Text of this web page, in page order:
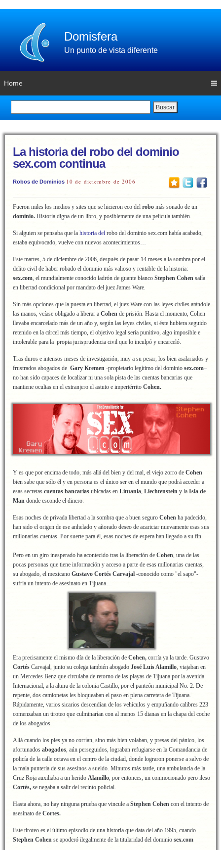
Domisfera
Un punto de vista diferente
Home
Buscar
La historia del robo del dominio
sex.com continua
Robos de Dominios 10 de diciembre de 2006
Fueron miles los medios y sites que se hicieron eco del robo más sonado de un
dominio. Historia digna de un libro, y posiblemente de una película también.
Si alguien se pensaba que la historia del robo del dominio sex.com había acabado,
estaba equivocado, vuelve con nuevos acontecimientos…
Este martes, 5 de diciembre de 2006, después de pasar 14 meses a la sombra por el
delito civil de haber robado el dominio más valioso y rentable de la historia:
sex.com, el mundialmente conocido ladrón de guante blanco Stephen Cohen salía
en libertad condicional por mandato del juez James Ware.
Sin más opciones que la puesta en libertad, el juez Ware con las leyes civiles atándole
las manos, veíase obligado a liberar a Cohen de prisión. Hasta el momento, Cohen
llevaba encarcelado más de un año y, según las leyes civiles, si éste hubiera seguido
retenido en la cárcel más tiempo, el objetivo legal sería punitivo, algo imposible e
intolerable para la propia jurisprudencia civil que lo inculpó y encarceló.
Tras duros e intensos meses de investigación, muy a su pesar, los bien asalariados y
frustrados abogados de Gary Kremen -propietario legítimo del dominio sex.com–
no han sido capaces de localizar ni una sola pista de las cuentas bancarias que
mantiene ocultas en el extranjero el astuto e impertérrito Cohen.
Y es que por encima de todo, más allá del bien y del mal, el viejo zorro de Cohen
bien sabe que sólo él y en persona es el único ser en el mundo que podrá acceder a
esas secretas cuentas bancarias ubicadas en Lituania, Liechtenstein y la Isla de
Man donde esconde el dinero.
Esas noches de privada libertad a la sombra que a buen seguro Cohen ha padecido,
han sido el origen de ese anhelado y añorado deseo de acariciar nuevamente esas sus
millonarias cuentas. Por suerte para él, esas noches de espera han llegado a su fin.
Pero en un giro inesperado ha acontecido tras la liberación de Cohen, una de las
pocas personas que tiene información y acceso a parte de esas millonarias cuentas,
su abogado, el mexicano Gustavo Cortés Carvajal -conocido como "el sapo"-
sufría un intento de asesinato en Tijuana…
Era precisamente el mismo día de la liberación de Cohen, corría ya la tarde. Gustavo
Cortés Carvajal, junto su colega también abogado José Luis Alamillo, viajaban en
un Mercedes Benz que circulaba de retorno de las playas de Tijuana por la avenida
Internacional, a la altura de la colonia Castillo, por el panteón municipal No. 2. De
repente, dos camionetas les bloqueaban el paso en plena carretera de Tijuana.
Rápidamente, varios sicarios descendían de los vehículos y empuñando calibres 223
comenzaban un tiroteo que culminarían con al menos 15 dianas en la chapa del coche
de los abogados.
Allá cuando los pies ya no corrían, sino más bien volaban, y presas del pánico, los
afortunados abogados, aún perseguidos, lograban refugiarse en la Comandancia de
policía de la calle octava en el centro de la ciudad, donde lograron ponerse a salvo de
la mala puntería de sus asesinos a sueldo. Minutos más tarde, una ambulancia de la
Cruz Roja auxiliaba a un herido Alamillo, por entonces, un conmocionado pero ileso
Cortés, se negaba a salir del recinto policial.
Hasta ahora, no hay ninguna prueba que vincule a Stephen Cohen con el intento de
asesinato de Cortes.
Este tiroteo es el último episodio de una historia que data del año 1995, cuando
Stephen Cohen se apoderó ilegalmente de la titularidad del dominio sex.com